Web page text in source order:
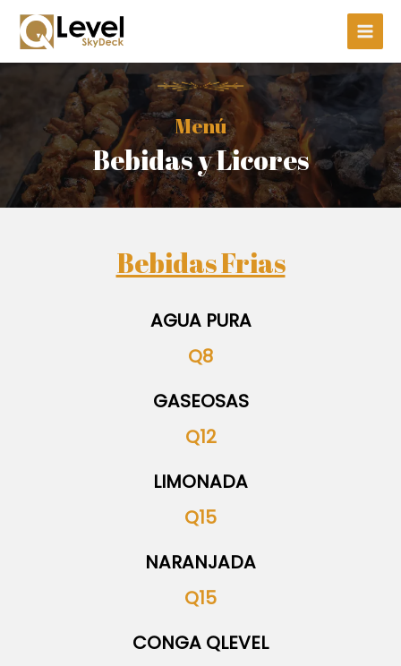
content
Main
Menú
Bebidas y Licores
Bebidas Frias
AGUA PURA
Q8
GASEOSAS
Q12
LIMONADA
Q15
NARANJADA
Q15
CONGA QLEVEL